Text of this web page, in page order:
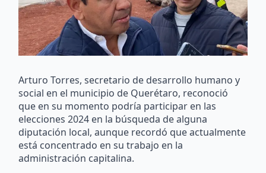
Arturo Torres, secretario de desarrollo humano y
social en el municipio de Querétaro, reconoció
que en su momento podría participar en las
elecciones 2024 en la búsqueda de alguna
diputación local, aunque recordó que actualmente
está concentrado en su trabajo en la
administración capitalina.